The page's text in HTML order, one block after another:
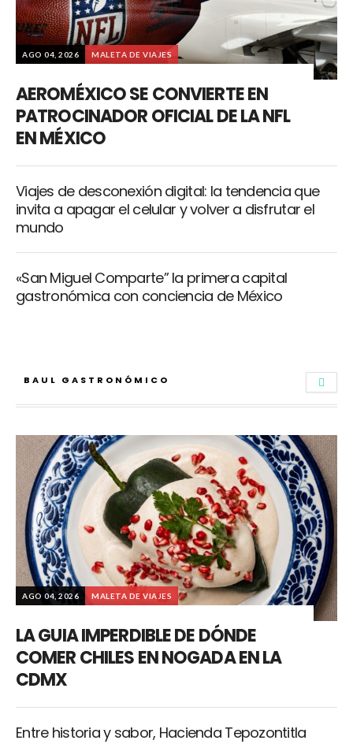
AGO 04, 2026 MALETA DE VIAJES
AEROMÉXICO SE CONVIERTE EN
PATROCINADOR OFICIAL DE LA NFL
EN MÉXICO
Viajes de desconexión digital: la tendencia que
invita a apagar el celular y volver a disfrutar el
mundo
«San Miguel Comparte” la primera capital
gastronómica con conciencia de México
BAUL GASTRONÓMICO
AGO 04, 2026 MALETA DE VIAJES
LA GUIA IMPERDIBLE DE DÓNDE
COMER CHILES EN NOGADA EN LA
CDMX
Entre historia y sabor, Hacienda Tepozontitla